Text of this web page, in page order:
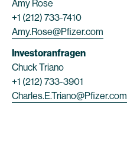
Amy Rose
+1 (212) 733-7410
Amy.Rose@Pfizer.com
Investoranfragen
Chuck Triano
+1 (212) 733-3901
Charles.E.Triano@Pfizer.com